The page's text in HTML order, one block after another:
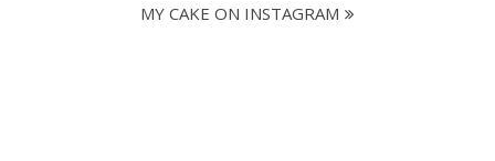
MY CAKE ON INSTAGRAM